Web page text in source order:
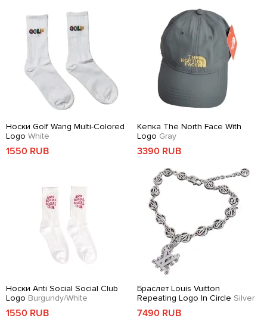
Носки Golf Wang Multi-Colored
Logo White
1550 RUB
Кепка The North Face With
Logo Gray
3390 RUB
Носки Anti Social Social Club
Logo Burgundy/White
1550 RUB
Браслет Louis Vuitton
Repeating Logo In Circle Silver
7490 RUB